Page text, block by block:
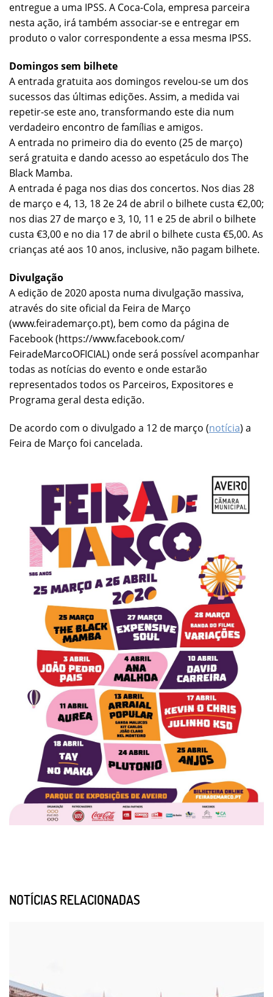
entregue a uma IPSS. A Coca-Cola, empresa parceira
nesta ação, irá também associar-se e entregar em
produto o valor correspondente a essa mesma IPSS.
Domingos sem bilhete
A entrada gratuita aos domingos revelou-se um dos
sucessos das últimas edições. Assim, a medida vai
repetir-se este ano, transformando este dia num
verdadeiro encontro de famílias e amigos.
A entrada no primeiro dia do evento (25 de março)
será gratuita e dando acesso ao espetáculo dos The
Black Mamba.
A entrada é paga nos dias dos concertos. Nos dias 28
de março e 4, 13, 18 2e 24 de abril o bilhete custa €2,00;
nos dias 27 de março e 3, 10, 11 e 25 de abril o bilhete
custa €3,00 e no dia 17 de abril o bilhete custa €5,00. As
crianças até aos 10 anos, inclusive, não pagam bilhete.
Divulgação
A edição de 2020 aposta numa divulgação massiva,
através do site oficial da Feira de Março
(www.feirademarço.pt), bem como da página de
Facebook (https://www.facebook.com/
FeiradeMarcoOFICIAL) onde será possível acompanhar
todas as notícias do evento e onde estarão
representados todos os Parceiros, Expositores e
Programa geral desta edição.
De acordo com o divulgado a 12 de março (notícia) a
Feira de Março foi cancelada.
NOTÍCIAS RELACIONADAS